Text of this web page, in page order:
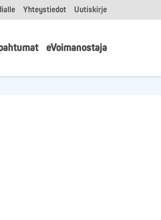
Yhteystiedot Uutiskirje
eVoimanostaja